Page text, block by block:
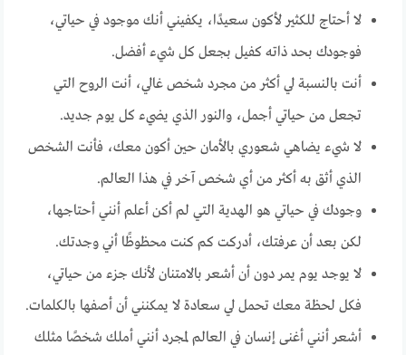
لا أحتاج للكثير لأكون سعيدًا، يكفيني أنك موجود في حياتي،
فوجودك بحد ذاته كفيل بجعل كل شيء أفضل.
أنت بالنسبة لي أكثر من مجرد شخص غالي، أنت الروح التي
تجعل من حياتي أجمل، والنور الذي يضيء كل يوم جديد.
لا شيء يضاهي شعوري بالأمان حين أكون معك، فأنت الشخص
الذي أثق به أكثر من أي شخص آخر في هذا العالم.
وجودك في حياتي هو الهدية التي لم أكن أعلم أنني أحتاجها،
لكن بعد أن عرفتك، أدركت كم كنت محظوظًا أني وجدتك.
لا يوجد يوم يمر دون أن أشعر بالامتنان لأنك جزء من حياتي،
فكل لحظة معك تحمل لي سعادة لا يمكنني أن أصفها بالكلمات.
أشعر أنني أغنى إنسان في العالم لمجرد أنني أملك شخصًا مثلك